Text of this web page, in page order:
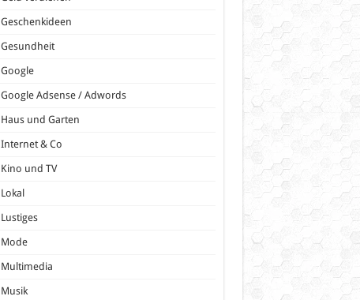
Geschenkideen
Gesundheit
Google
Google Adsense / Adwords
Haus und Garten
Internet & Co
Kino und TV
Lokal
Lustiges
Mode
Multimedia
Musik